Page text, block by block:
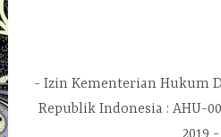
Izin Kementerian Hukum
Republik Indonesia : AHU-